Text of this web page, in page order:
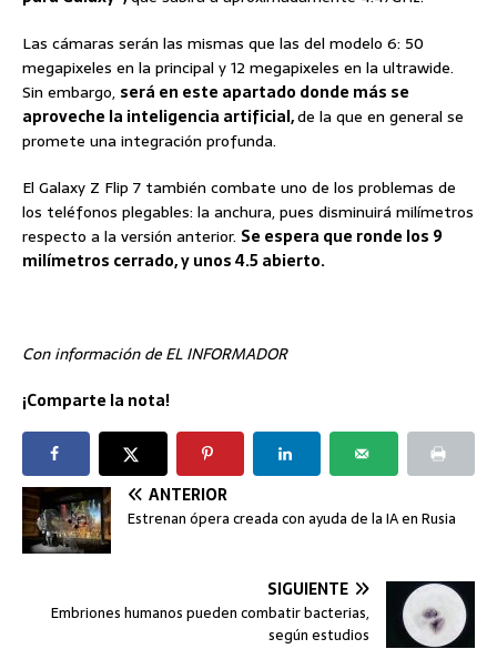
Las cámaras serán las mismas que las del modelo 6: 50
megapixeles en la principal y 12 megapixeles en la ultrawide.
Sin embargo, será en este apartado donde más se
aproveche la inteligencia artificial,de la que en general se
promete una integración profunda.
El Galaxy Z Flip 7 también combate uno de los problemas de
los teléfonos plegables: la anchura, pues disminuirá milímetros
respecto a la versión anterior. Se espera que ronde los 9
milímetros cerrado, y unos 4.5 abierto.
Con información de EL INFORMADOR
¡Comparte la nota!
ANTERIOR
Estrenan ópera creada con ayuda de la IA en Rusia
SIGUIENTE
Embriones humanos pueden combatir bacterias,
según estudios